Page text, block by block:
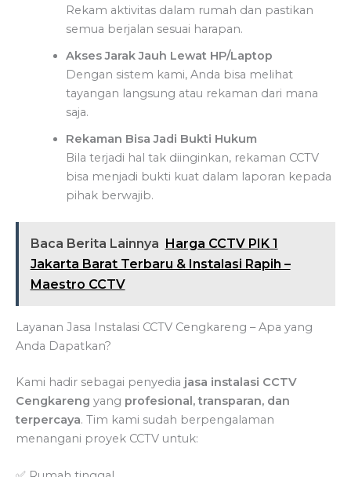
Rekam aktivitas dalam rumah dan pastikan
semua berjalan sesuai harapan.
Akses Jarak Jauh Lewat HP/Laptop
Dengan sistem kami, Anda bisa melihat
tayangan langsung atau rekaman dari mana
saja.
Rekaman Bisa Jadi Bukti Hukum
Bila terjadi hal tak diinginkan, rekaman CCTV
bisa menjadi bukti kuat dalam laporan kepada
pihak berwajib.
Baca Berita Lainnya Harga CCTV PIK 1
Jakarta Barat Terbaru & Instalasi Rapih –
Maestro CCTV
Layanan Jasa Instalasi CCTV Cengkareng – Apa yang
Anda Dapatkan?
Kami hadir sebagai penyedia jasa instalasi CCTV
Cengkareng yang profesional, transparan, dan
terpercaya. Tim kami sudah berpengalaman
menangani proyek CCTV untuk: